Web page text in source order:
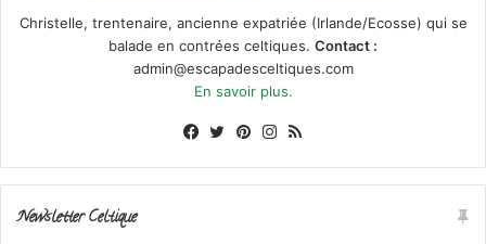
Christelle, trentenaire, ancienne expatriée (Irlande/Ecosse) qui se
balade en contrées celtiques. Contact :
admin@escapadesceltiques.com
En savoir plus.
Facebook
X PinterestInstagram
Newsletter Celtique